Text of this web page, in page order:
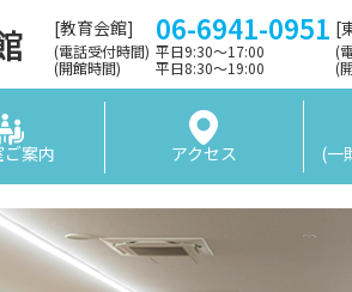
[教育会館] 06-6941-0951
(電話受付時間) 平日9:30〜17:00
(開館時間)
平日8:30〜19:00
[
(
(
案内 アクセス (一